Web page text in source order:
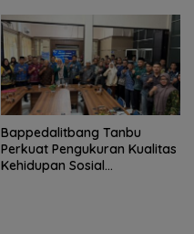
Bappedalitbang Tanbu
Perkuat Pengukuran Kualitas
Kehidupan Sosial